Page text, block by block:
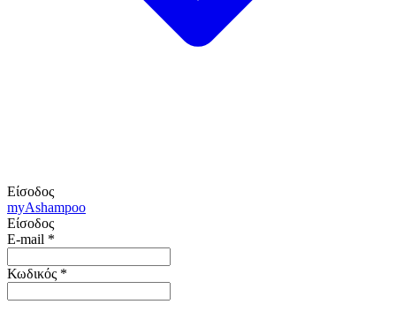
Είσοδος
myAshampoo
Είσοδος
E-mail *
Κωδικός *